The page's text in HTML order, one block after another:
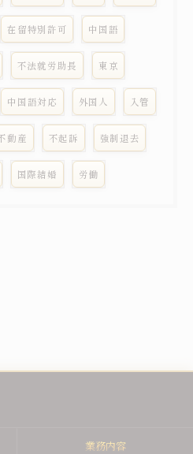
在留特別許可 中国語
不法就労助長 東京
中国語対応 外国人 入管
動産 不起訴 強制退去
国際結婚 労働
業務内容